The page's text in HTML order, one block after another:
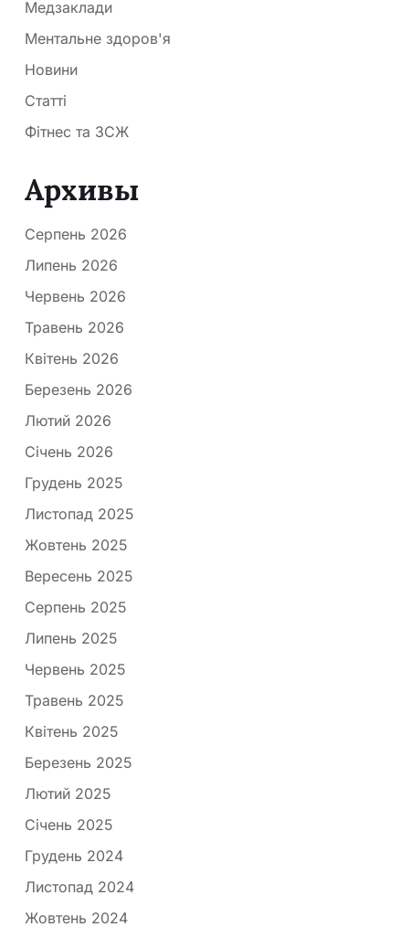
Медзаклади
Ментальне здоров'я
Новини
Статті
Фітнес та ЗСЖ
Архивы
Серпень 2026
Липень 2026
Червень 2026
Травень 2026
Квітень 2026
Березень 2026
Лютий 2026
Січень 2026
Грудень 2025
Листопад 2025
Жовтень 2025
Вересень 2025
Серпень 2025
Липень 2025
Червень 2025
Травень 2025
Квітень 2025
Березень 2025
Лютий 2025
Січень 2025
Грудень 2024
Листопад 2024
Жовтень 2024